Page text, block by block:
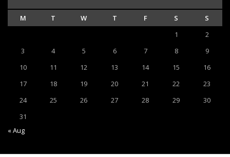
M T W T F S
S
1
2
3
4 5 6 7 8
9
10
11 12 13 14 15
16
17
18 19 20 21 22
23
24
25 26 27 28 29
30
31
« Aug